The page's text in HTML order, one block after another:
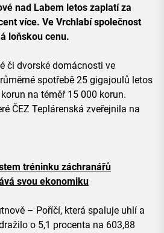
nad Labem letos zaplatí za
více. Ve Vrchlabí společnost
loňskou cenu.
či dvorské domácnosti ve
spotřebě 25 gigajoulů letos
na téměř 15 000 korun.
ČEZ Teplárenská zveřejnila na
tréninku záchranářů
svou ekonomiku
– Poříčí, která spaluje uhlí a
o 5,1 procenta na 603,88